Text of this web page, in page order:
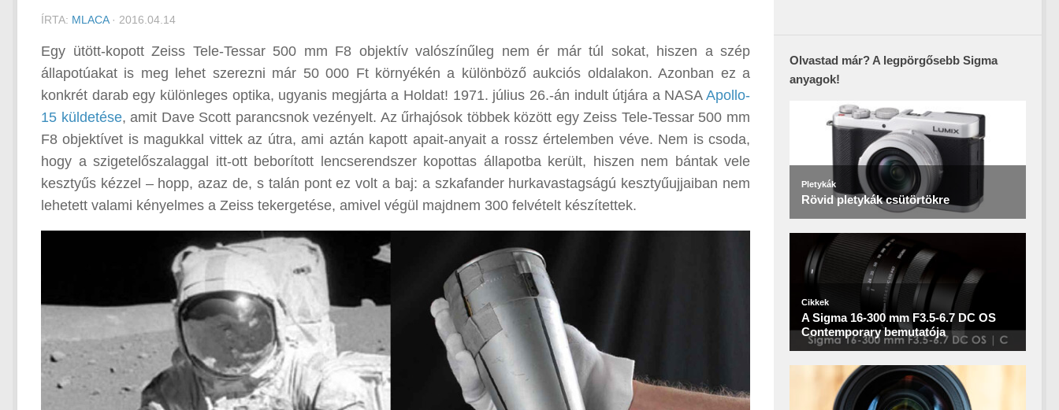
ÍRTA: MLACA· 2016.04.14
Egy ütött-kopott Zeiss Tele-Tessar 500 mm F8 objektív valószínűleg nem ér már túl sokat, hiszen a szép
állapotúakat is meg lehet szerezni már 50 000 Ft környékén a különböző aukciós oldalakon. Azonban ez a
konkrét darab egy különleges optika, ugyanis megjárta a Holdat! 1971. július 26.-án indult útjára a NASA Apollo-
15 küldetése, amit Dave Scott parancsnok vezényelt. Az űrhajósok többek között egy Zeiss Tele-Tessar 500 mm
F8 objektívet is magukkal vittek az útra, ami aztán kapott apait-anyait a rossz értelemben véve. Nem is csoda,
hogy a szigetelőszalaggal itt-ott beborított lencserendszer kopottas állapotba került, hiszen nem bántak vele
kesztyűs kézzel – hopp, azaz de, s talán pont ez volt a baj: a szkafander hurkavastagságú kesztyűujjaiban nem
lehetett valami kényelmes a Zeiss tekergetése, amivel végül majdnem 300 felvételt készítettek.
Olvastad már? A legpörgősebb Sigma
anyagok!